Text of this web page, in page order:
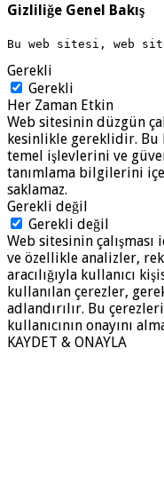
Gizliliğe Genel Bakış
Bu web sitesi, web
Gerekli
Gerekli
Her Zaman Etkin
Web sitesinin düzgün
kesinlikle gereklidir. Bu
temel işlevlerini ve
tanımlama bilgilerini
saklamaz.
Gerekli değil
Gerekli değil
Web sitesinin
ve özellikle analizler,
aracılığıyla kullanıcı
kullanılan çerezler,
adlandırılır. Bu
kullanıcının onayını
KAYDET & ONAYLA